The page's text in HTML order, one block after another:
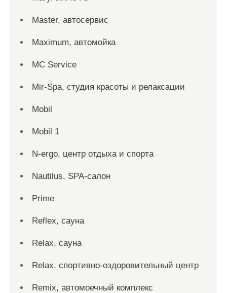
Master, автосервис
Maximum, автомойка
MC Service
Mir-Spa, студия красоты и релаксации
Mobil
Mobil 1
N-ergo, центр отдыха и спорта
Nautilus, SPA-салон
Prime
Reflex, сауна
Relax, сауна
Relax, спортивно-оздоровительный центр
Remix, автомоечный комплекс